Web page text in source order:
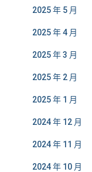
2025 年 5 月
2025 年 4 月
2025 年 3 月
2025 年 2 月
2025 年 1 月
2024 年 12 月
2024 年 11 月
2024 年 10 月